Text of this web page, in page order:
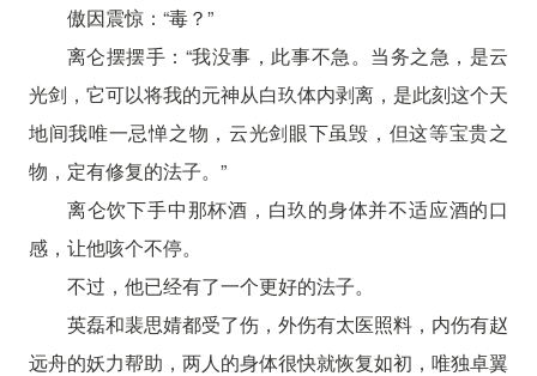
傲因震惊：“毒？”
离仑摆摆手：“我没事，此事不急。当务之急，是云
光剑，它可以将我的元神从白玖体内剥离，是此刻这个天
地间我唯一忌惮之物，云光剑眼下虽毁，但这等宝贵之
物，定有修复的法子。”
离仑饮下手中那杯酒，白玖的身体并不适应酒的口
感，让他咳个不停。
不过，他已经有了一个更好的法子。
英磊和裴思婧都受了伤，外伤有太医照料，内伤有赵
远舟的妖力帮助，两人的身体很快就恢复如初，唯独卓翼